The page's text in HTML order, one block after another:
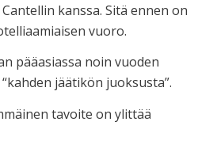
kanssa. Sitä ennen on
vuoro.
pääasiassa noin vuoden
jäätikön juoksusta”.
tavoite on ylittää